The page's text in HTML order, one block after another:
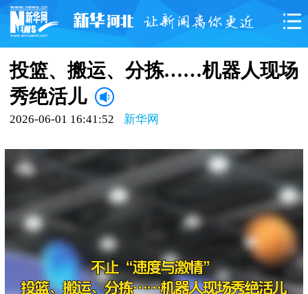
投篮、搬运、分拣……机器人现场
秀绝活儿
2026-06-01 16:41:52 新华网